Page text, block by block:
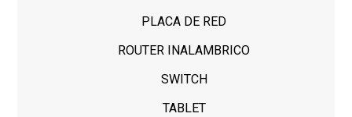
PLACA DE RED
ROUTER INALAMBRICO
SWITCH
TABLET